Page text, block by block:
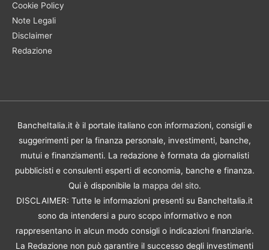
Cookie Policy
Note Legali
Disclaimer
Redazione
BancheItalia.it è il portale italiano con informazioni, consigli e
suggerimenti per la finanza personale, investimenti, banche,
mutui e finanziamenti. La redazione è formata da giornalisti
pubblicisti e consulenti esperti di economia, banche e finanza.
Qui è disponibile la mappa del sito.
DISCLAIMER: Tutte le informazioni presenti su BancheItalia.it
sono da intendersi a puro scopo informativo e non
rappresentano in alcun modo consigli o indicazioni finanziarie.
La Redazione non può garantire il successo degli investimenti